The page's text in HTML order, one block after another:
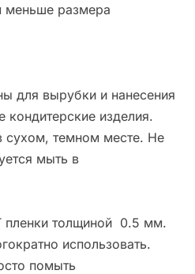
меньше размера
для вырубки и нанесения
кондитерские изделия.
сухом, темном месте. Не
мыть в
пленки толщиной 0.5 мм.
использовать.
помыть